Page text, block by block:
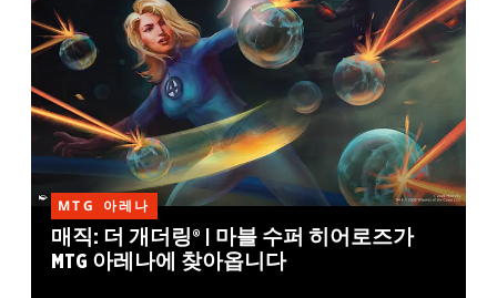
MTG 아레나
매직: 더 개더링® | 마블 수퍼 히어로즈가
MTG 아레나에 찾아옵니다